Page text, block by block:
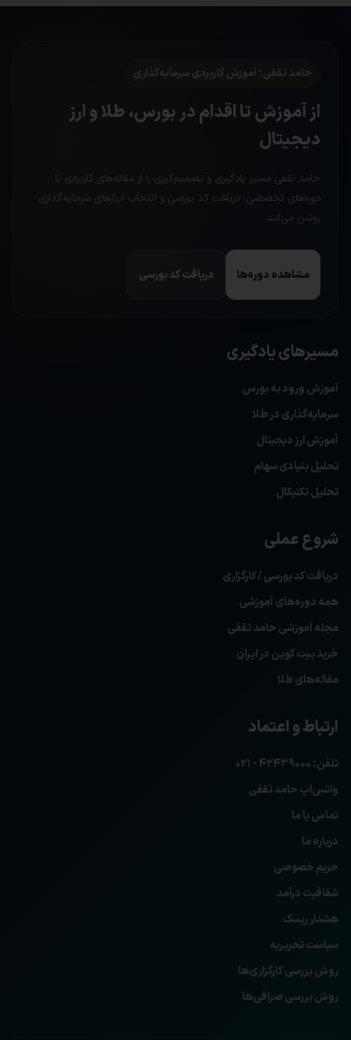
حامد ثقفی؛ آموزش کاربردی سرمایه‌گذاری
از آموزش تا اقدام در بورس، طلا و ارز
دیجیتال
حامد ثقفی مسیر یادگیری و تصمیم‌گیری را از مقاله‌های کاربردی تا
دوره‌های تخصصی، دریافت کد بورسی و انتخاب ابزارهای سرمایه‌گذاری
روشن می‌کند.
مشاهده دوره‌ها دریافت کد بورسی
مسیرهای یادگیری
آموزش ورود به بورس
سرمایه‌گذاری در طلا
آموزش ارز دیجیتال
تحلیل بنیادی سهام
تحلیل تکنیکال
شروع عملی
دریافت کد بورسی / کارگزاری
همه دوره‌های آموزشی
مجله آموزشی حامد ثقفی
خرید بیت کوین در ایران
مقاله‌های طلا
ارتباط و اعتماد
تلفن: ۴۲۴۳۹۰۰۰ - ۰۲۱
واتس‌اپ حامد ثقفی
تماس با ما
درباره ما
حریم خصوصی
شفافیت درآمد
هشدار ریسک
سیاست تحریریه
روش بررسی کارگزاری‌ها
روش بررسی صرافی‌ها